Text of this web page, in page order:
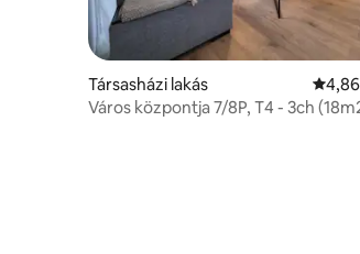
Társasházi lakás
Város központja 7/8P, T4 - 3ch